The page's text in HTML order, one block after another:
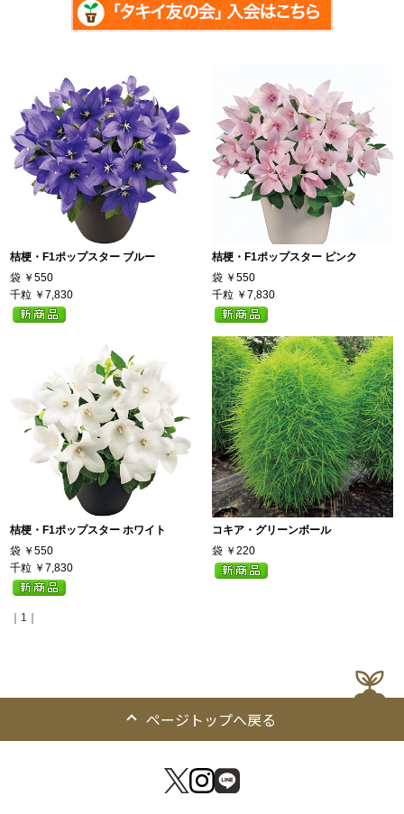
桔梗・F1ポップスター ブルー
袋 ￥550
千粒 ￥7,830
桔梗・F1ポップスター ピンク
袋 ￥550
千粒 ￥7,830
桔梗・F1ポップスター ホワイト
袋 ￥550
千粒 ￥7,830
コキア・グリーンボール
袋 ￥220
｜1｜
ページトップへ戻る